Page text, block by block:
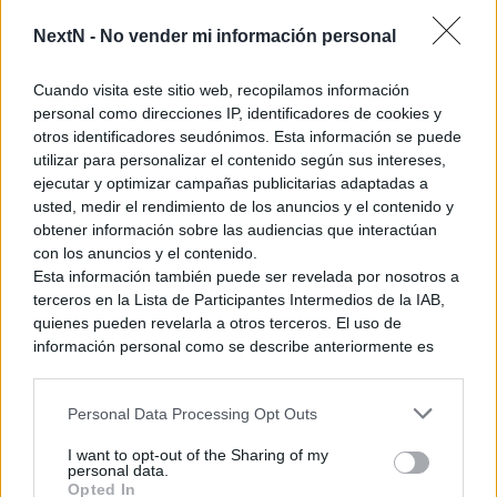
NextN - No vender mi información personal
Cuando visita este sitio web, recopilamos información
personal como direcciones IP, identificadores de cookies y
otros identificadores seudónimos. Esta información se puede
utilizar para personalizar el contenido según sus intereses,
ejecutar y optimizar campañas publicitarias adaptadas a
usted, medir el rendimiento de los anuncios y el contenido y
obtener información sobre las audiencias que interactúan
con los anuncios y el contenido.
Esta información también puede ser revelada por nosotros a
terceros en la Lista de Participantes Intermedios de la IAB,
quienes pueden revelarla a otros terceros. El uso de
información personal como se describe anteriormente es
generamos contenido relevante para nuestra audiencia.
recopilación y uso de datos en nuestra Política de
Privacidad.
Personal Data Processing Opt Outs
I want to opt-out of the Sharing of my
personal data.
Opted In